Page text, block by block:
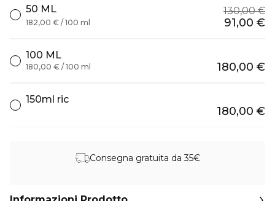
50 ML 130,00 €
91,00 €
182,00 € / 100 ml
100 ML
180,00 €
180,00 € / 100 ml
150ml ric
180,00 €
Consegna gratuita da 35€